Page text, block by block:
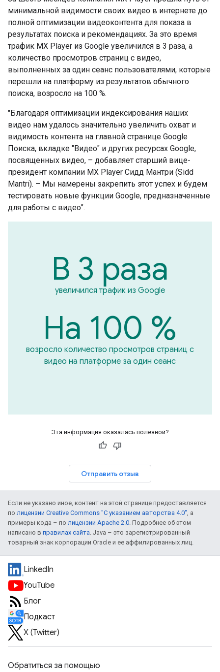
минимальной видимости своих видео в интернете до
полной оптимизации видеоконтента для показа в
результатах поиска и рекомендациях. За это время
трафик MX Player из Google увеличился в 3 раза, а
количество просмотров страниц с видео,
выполненных за один сеанс пользователями, которые
перешли на платформу из результатов обычного
поиска, возросло на 100 %.
"Благодаря оптимизации индексирования наших
видео нам удалось значительно увеличить охват и
видимость контента на главной странице Google
Поиска, вкладке "Видео" и других ресурсах Google,
посвященных видео, – добавляет старший вице-
президент компании MX Player Сидд Мантри (Sidd
Mantri). – Мы намерены закрепить этот успех и будем
тестировать новые функции Google, предназначенные
для работы с видео".
В 3 раза
увеличился трафик из Google
На 100 %
возросло количество просмотров страниц с
видео на платформе за один сеанс
Эта информация оказалась полезной?
Отправить отзыв
Если не указано иное, контент на этой странице предоставляется
по лицензии Creative Commons "С указанием авторства 4.0" , а
примеры кода – по лицензии Apache 2.0 . Подробнее об этом
написано в правилах сайта . Java – это зарегистрированный
товарный знак корпорации Oracle и ее аффилированных лиц.
LinkedIn
YouTube
Блог
Подкаст
X (Twitter)
Обратиться за помощью